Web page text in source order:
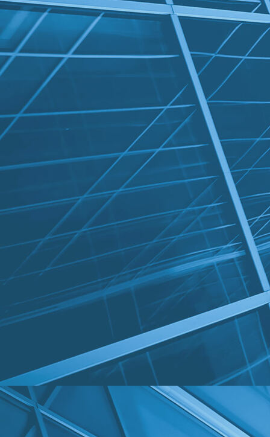
WIN_20230121_14_09_53_Pro
WIN_20230121_14_10_04_Pro